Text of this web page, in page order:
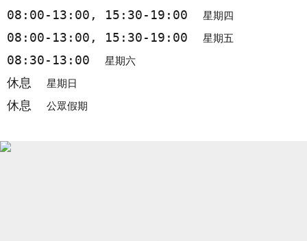
08:00-13:00, 15:30-19:00 星期四
08:00-13:00, 15:30-19:00 星期五
08:30-13:00 星期六
休息 星期日
休息 公眾假期